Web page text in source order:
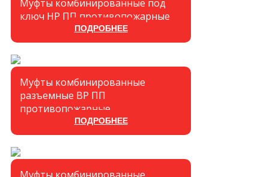
Муфты комбинированные под
ключ НР ПП противопожарные
ПОДРОБНЕЕ
Муфты комбинированные
разъемные ВР ПП
противопожарные
ПОДРОБНЕЕ